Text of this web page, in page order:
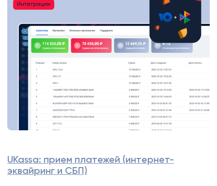
Интеграции
UKassa: прием платежей (интернет-
эквайринг и СБП)